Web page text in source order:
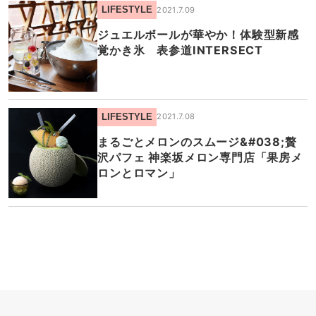
LIFESTYLE 2021.7.09
ジュエルボールが華やか！体験型新感
覚かき氷 表参道INTERSECT
LIFESTYLE 2021.7.08
まるごとメロンのスムージ&#038;贅
沢パフェ 神楽坂メロン専門店「果房メ
ロンとロマン」